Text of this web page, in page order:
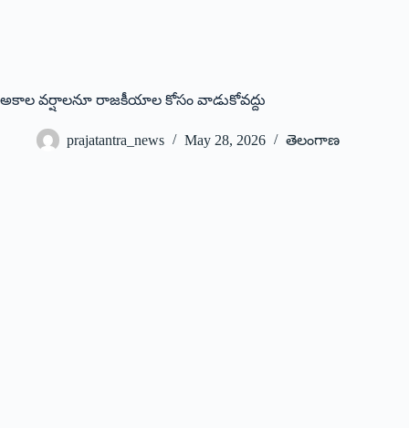
అకాల వర్షాలనూ రాజకీయాల కోసం వాడుకోవద్దు
prajatantra_news May 28, 2026 తెలంగాణ